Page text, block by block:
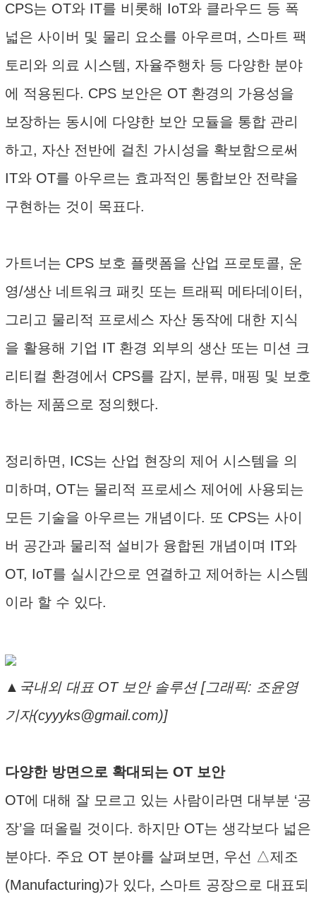
CPS는 OT와 IT를 비롯해 IoT와 클라우드 등 폭
넓은 사이버 및 물리 요소를 아우르며, 스마트 팩
토리와 의료 시스템, 자율주행차 등 다양한 분야
에 적용된다. CPS 보안은 OT 환경의 가용성을
보장하는 동시에 다양한 보안 모듈을 통합 관리
하고, 자산 전반에 걸친 가시성을 확보함으로써
IT와 OT를 아우르는 효과적인 통합보안 전략을
구현하는 것이 목표다.
가트너는 CPS 보호 플랫폼을 산업 프로토콜, 운
영/생산 네트워크 패킷 또는 트래픽 메타데이터,
그리고 물리적 프로세스 자산 동작에 대한 지식
을 활용해 기업 IT 환경 외부의 생산 또는 미션 크
리티컬 환경에서 CPS를 감지, 분류, 매핑 및 보호
하는 제품으로 정의했다.
정리하면, ICS는 산업 현장의 제어 시스템을 의
미하며, OT는 물리적 프로세스 제어에 사용되는
모든 기술을 아우르는 개념이다. 또 CPS는 사이
버 공간과 물리적 설비가 융합된 개념이며 IT와
OT, IoT를 실시간으로 연결하고 제어하는 시스템
이라 할 수 있다.
▲국내외 대표 OT 보안 솔루션 [그래픽: 조윤영
기자(cyyyks@gmail.com)]
다양한 방면으로 확대되는 OT 보안
OT에 대해 잘 모르고 있는 사람이라면 대부분 ‘공
장’을 떠올릴 것이다. 하지만 OT는 생각보다 넓은
분야다. 주요 OT 분야를 살펴보면, 우선 △제조
(Manufacturing)가 있다, 스마트 공장으로 대표되